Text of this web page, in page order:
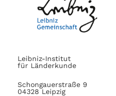
Leibniz-Institut
für Länderkunde
Schongauerstraße 9
04328 Leipzig